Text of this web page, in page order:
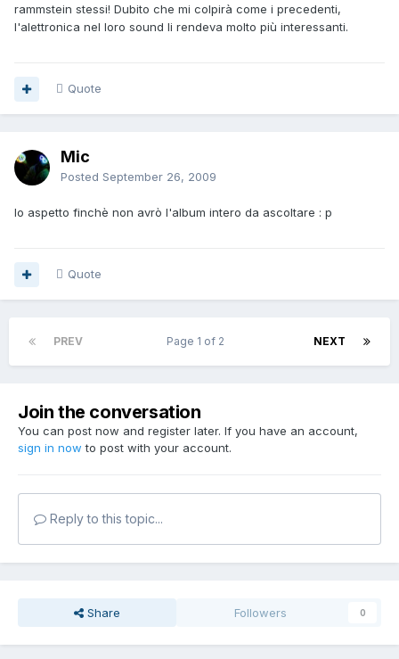
rammstein stessi! Dubito che mi colpirà come i precedenti,
l'alettronica nel loro sound li rendeva molto più interessanti.
Quote
Mic
Posted September 26, 2009
Io aspetto finchè non avrò l'album intero da ascoltare : p
Quote
PREV NEXT
Page 1 of 2
Join the conversation
You can post now and register later. If you have an account,
sign in now to post with your account.
Reply to this topic...
Share Followers 0